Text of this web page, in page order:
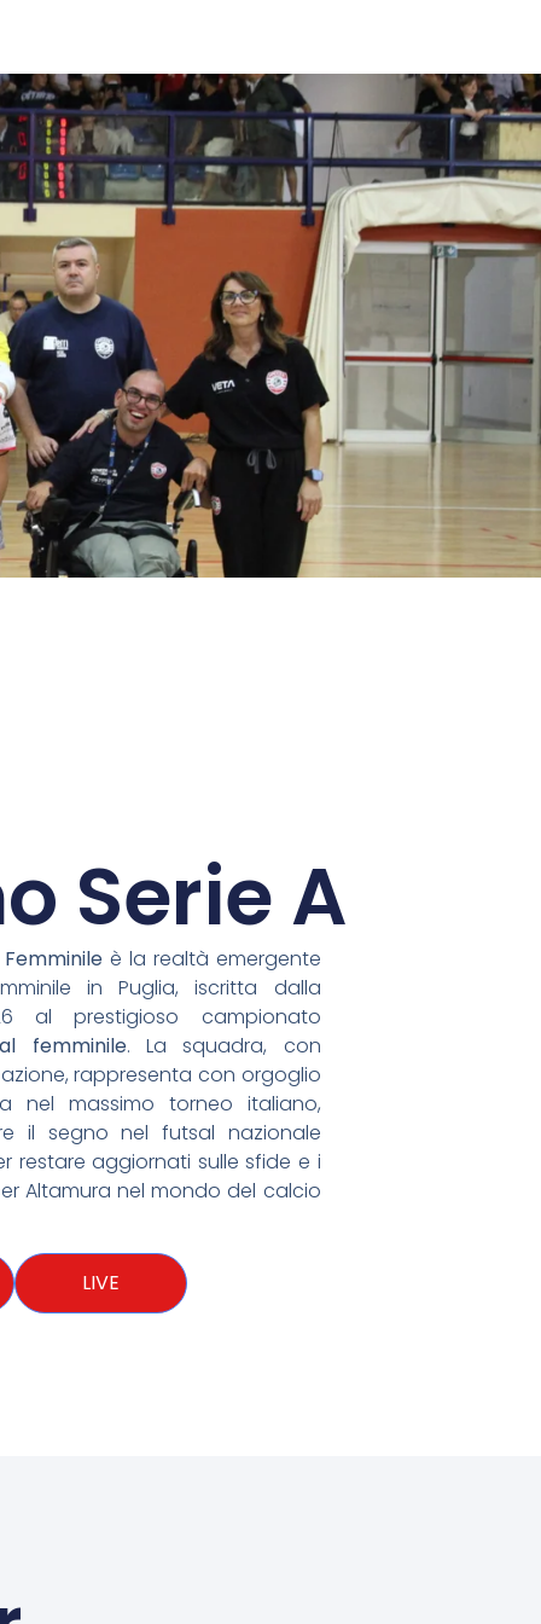
Serie A
è la realtà emergente
in Puglia, iscritta dalla
al prestigioso campionato
femminile. La squadra, con
rappresenta con orgoglio
nel massimo torneo italiano,
il segno nel futsal nazionale
restare aggiornati sulle sfide e i
Altamura nel mondo del calcio
LIVE